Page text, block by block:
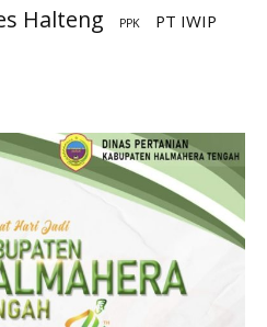
Halteng PPK PT IWIP